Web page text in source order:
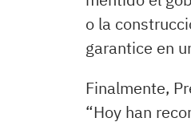
o la
garantice en
Finalmente,
“Hoy han